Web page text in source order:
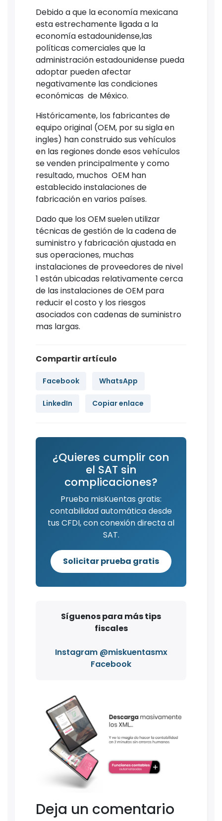
Debido a que la economía mexicana
esta estrechamente ligada a la
economía estadounidense,las
políticas comerciales que la
administración estadounidense pueda
adoptar pueden afectar
negativamente las condiciones
económicas de México.
Históricamente, los fabricantes de
equipo original (OEM, por su sigla en
ingles) han construido sus vehículos
en las regiones donde esos vehículos
se venden principalmente y como
resultado, muchos OEM han
establecido instalaciones de
fabricación en varios países.
Dado que los OEM suelen utilizar
técnicas de gestión de la cadena de
suministro y fabricación ajustada en
sus operaciones, muchas
instalaciones de proveedores de nivel
1 están ubicadas relativamente cerca
de las instalaciones de OEM para
reducir el costo y los riesgos
asociados con cadenas de suministro
mas largas.
Compartir artículo
Facebook WhatsApp
LinkedIn Copiar enlace
¿Quieres cumplir con
el SAT sin
complicaciones?
Prueba misKuentas gratis:
contabilidad automática desde
tus CFDI, con conexión directa al
SAT.
Solicitar prueba gratis
Síguenos para más tips
fiscales
Instagram @miskuentasmx
Facebook
Deja un comentario